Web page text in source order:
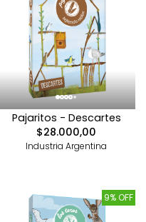
Pajaritos - Descartes
$28.000,00
Industria Argentina
9% OFF